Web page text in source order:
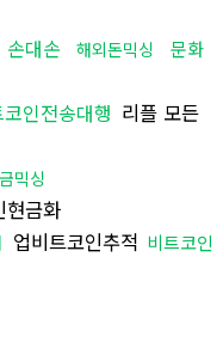
손대손 해외돈믹싱
문화
인전송대행 리플 모든
믹싱
현금화
업비트코인추적 비트코인